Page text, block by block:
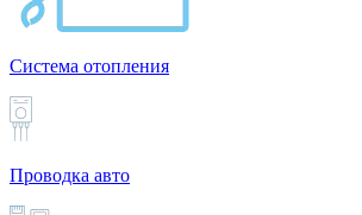
Система отопления
Проводка авто